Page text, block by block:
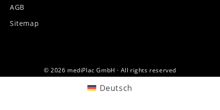
AGB
Sitemap
© 2026 mediPlac GmbH · All rights reserved
Deutsch